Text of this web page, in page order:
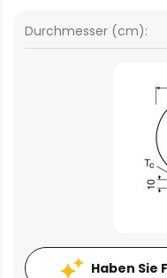
Durchmesser (cm):
Haben Sie